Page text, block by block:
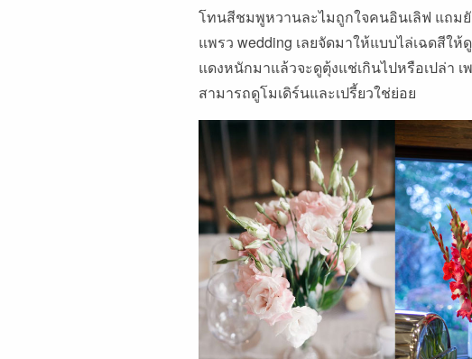
โทนสีชมพูหวานละไมถูกใจคนอินเลิฟ แถม
แพรว wedding เลยจัดมาให้แบบไล่เฉดสีใ
แดงหนักมาแล้วจะดูตุ้งแช่เกินไปหรือเปล่า
สามารถดูโมเดิร์นและเปรี้ยวใช่ย่อย